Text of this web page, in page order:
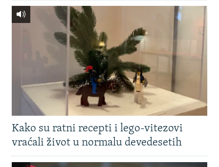
Kako su ratni recepti i lego-vitezovi
vraćali život u normalu devedesetih